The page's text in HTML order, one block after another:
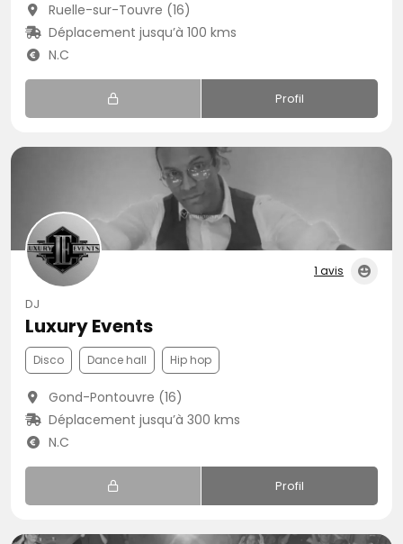
Ruelle-sur-Touvre (16)
Déplacement jusqu’à 100 kms
N.C
Profil
1 avis
DJ
Luxury Events
Disco Dance hall Hip hop
Gond-Pontouvre (16)
Déplacement jusqu’à 300 kms
N.C
Profil